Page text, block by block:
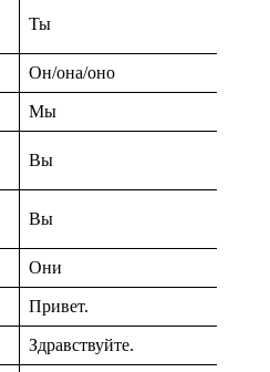
Ты
Он/она/оно
Мы
Вы
Вы
Они
Привет.
Здравствуйте.